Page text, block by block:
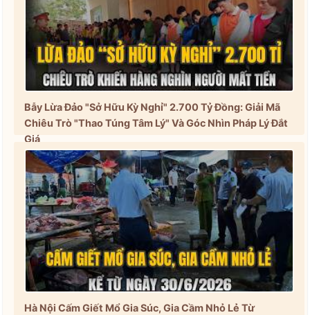
Bẫy Lừa Đảo "Sở Hữu Kỳ Nghỉ" 2.700 Tỷ Đồng: Giải Mã
Chiêu Trò "Thao Túng Tâm Lý" Và Góc Nhìn Pháp Lý Đắt
Giá
Hà Nội Cấm Giết Mổ Gia Súc, Gia Cầm Nhỏ Lẻ Từ